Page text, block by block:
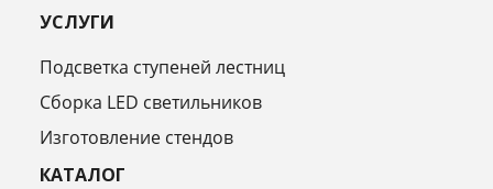
УСЛУГИ
Подсветка ступеней лестниц
Сборка LED светильников
Изготовление стендов
КАТАЛОГ